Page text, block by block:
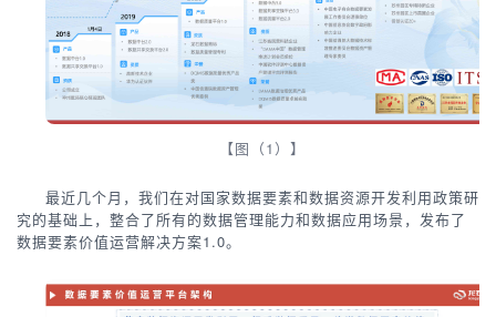
【图（1）】
最近几个月，我们在对国家数据要素和数据资源开发利用政策研
究的基础上，整合了所有的数据管理能力和数据应用场景，发布了
数据要素价值运营解决方案1.0。